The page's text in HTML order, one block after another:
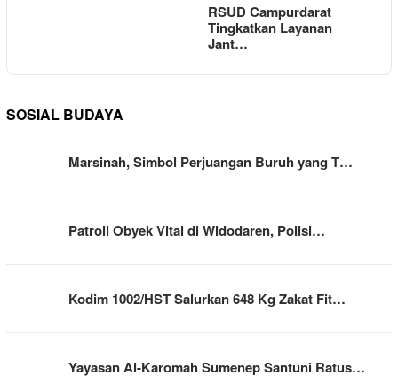
RSUD Campurdarat
Tingkatkan Layanan
Jant…
SOSIAL BUDAYA
Marsinah, Simbol Perjuangan Buruh yang T…
Patroli Obyek Vital di Widodaren, Polisi…
Kodim 1002/HST Salurkan 648 Kg Zakat Fit…
Yayasan Al-Karomah Sumenep Santuni Ratus…